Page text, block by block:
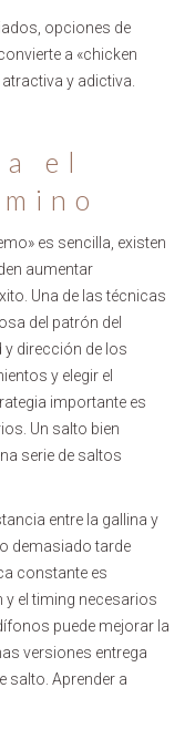
opciones de
a «chicken
y adictiva.
el
es sencilla, existen
aumentar
Una de las técnicas
del patrón del
y dirección de los
y elegir el
importante es
Un salto bien
serie de saltos
entre la gallina y
demasiado tarde
constante es
el timing necesarios
puede mejorar la
versiones entrega
salto. Aprender a